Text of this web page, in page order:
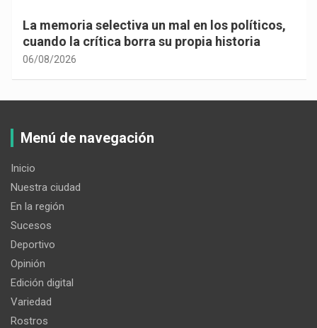
La memoria selectiva un mal en los políticos,
cuando la crítica borra su propia historia
06/08/2026
Menú de navegación
Inicio
Nuestra ciudad
En la región
Sucesos
Deportivo
Opinión
Edición digital
Variedad
Rostros